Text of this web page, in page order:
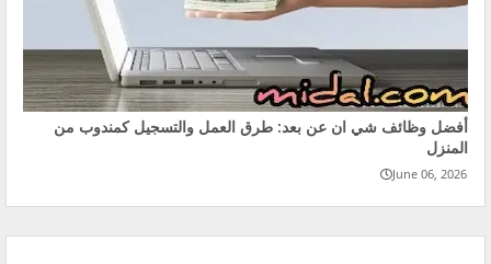
أفضل وظائف شي ان عن بعد: طرق العمل والتسجيل كمندوب من
المنزل
June 06, 2026